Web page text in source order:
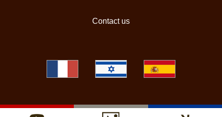
Contact us